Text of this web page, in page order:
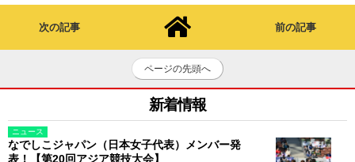
次の記事 前の記事
ページの先頭へ
新着情報
ニュース
なでしこジャパン（日本女子代表）メンバー発
表！【第20回アジア競技大会】